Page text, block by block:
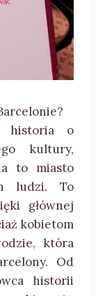
historia o
kultury,
to miasto
ludzi. To
głównej
kobietom
która
Od
historii